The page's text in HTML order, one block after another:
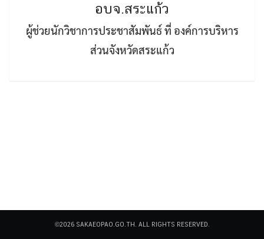
อบจ.สระแก้ว
ผู้ช่วยนักวิชาการประชาสัมพันธ์ ที่ องค์การบริหาร
ส่วนจังหวัดสระแก้ว
©2026 SAKAEOPAO.GO.TH. ALL RIGHTS RESERVED.